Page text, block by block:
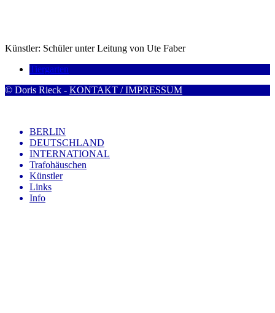
Künstler: Schüler unter Leitung von Ute Faber
Tiergarten
© Doris Rieck - KONTAKT / IMPRESSUM
BERLIN
DEUTSCHLAND
INTERNATIONAL
Trafohäuschen
Künstler
Links
Info